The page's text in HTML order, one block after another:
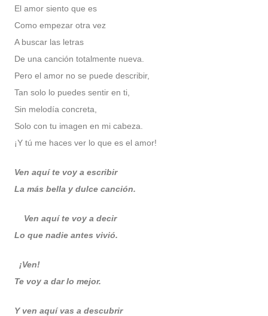
El amor siento que es
Como empezar otra vez
A buscar las letras
De una canción totalmente nueva.
Pero el amor no se puede describir,
Tan solo lo puedes sentir en ti,
Sin melodía concreta,
Solo con tu imagen en mi cabeza.
¡Y tú me haces ver lo que es el amor!
Ven aquí te voy a escribir
La más bella y dulce canción.
Ven aquí te voy a decir
Lo que nadie antes vivió.
¡Ven!
Te voy a dar lo mejor.
Y ven aquí vas a descubrir